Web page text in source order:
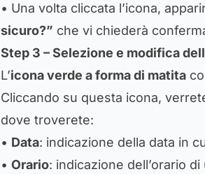
• Una volta cliccata l’icona,
sicuro?” che vi chiederà
Step 3 – Selezione e modifica
L’icona verde a forma di matita
Cliccando su questa icona,
dove troverete:
• Data: indicazione della data in
• Orario: indicazione dell’orario